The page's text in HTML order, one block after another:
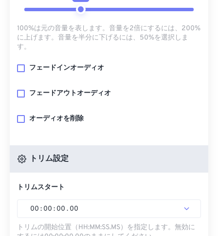
100%は元の音量を表します。音量を2倍にするには、200%
に上げます。音量を半分に下げるには、50%を選択しま
す。
フェードインオーディオ
フェードアウトオーディオ
オーディオを削除
トリム設定
トリムスタート
00 : 00 : 00 . 00
トリムの開始位置（HH:MM:SS.MS）を指定します。無効に